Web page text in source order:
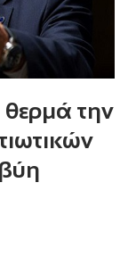
θερμά την